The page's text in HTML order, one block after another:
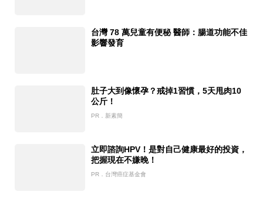
台灣 78 萬兒童有便秘 醫師：腸道功能不佳
影響發育
肚子大到像懷孕？戒掉1習慣，5天甩肉10
公斤！
PR．新素簡
立即諮詢HPV！是對自己健康最好的投資，
把握現在不嫌晚！
PR．台灣癌症基金會